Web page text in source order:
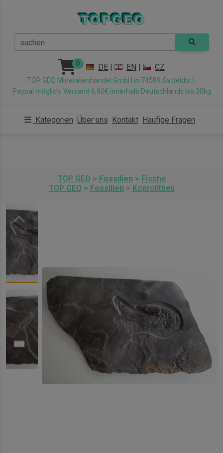
suchen
0 DE | EN | CZ
TOP GEO Mineralienhandel GmbH in 74589 Satteldorf.
Paypal möglich. Versand 6,90€ innerhalb Deutschlands bis 30kg
Kategorien Über uns Kontakt Häufige Fragen
TOP GEO > Fossilien > Fische
TOP GEO > Fossilien > Koprolithen